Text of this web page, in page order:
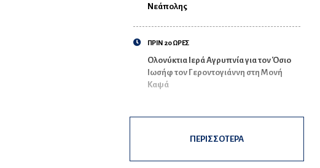
Νεάπολης
ΠΡΙΝ 20 ΩΡΕΣ
Ολονύκτια Ιερά Αγρυπνία για τον Όσιο
Ιωσήφ τον Γεροντογιάννη στη Μονή
Καψά
ΠΕΡΙΣΣΟΤΕΡΑ